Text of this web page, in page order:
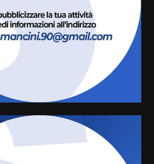
8 Agosto 2026 11:00
Savelletri in festa, domani sera
grande spettacolo con Uccio De
Santis
Sostenibile: premiati gli studenti
universitari del bando “La strada
giusta”
8 Agosto 2026 07:15